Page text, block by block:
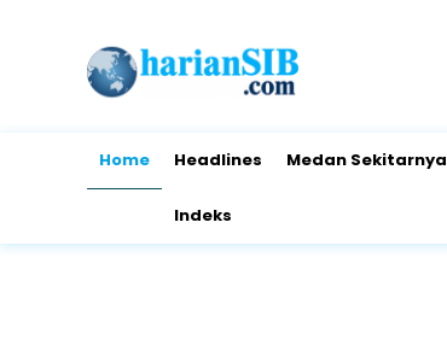
Home Headlines Medan Sekitarnya
Indeks